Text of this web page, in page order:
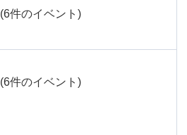
(6件のイベント)
(6件のイベント)